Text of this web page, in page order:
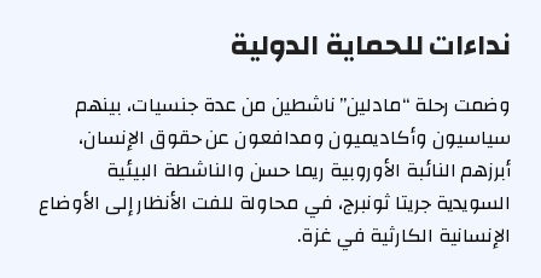
نداءات للحماية الدولية
وضمت رحلة “مادلين” ناشطين من عدة جنسيات، بينهم
سياسيون وأكاديميون ومدافعون عن حقوق الإنسان،
أبرزهم النائبة الأوروبية ريما حسن والناشطة البيئية
السويدية جريتا ثونبرج، في محاولة للفت الأنظار إلى الأوضاع
الإنسانية الكارثية في غزة.